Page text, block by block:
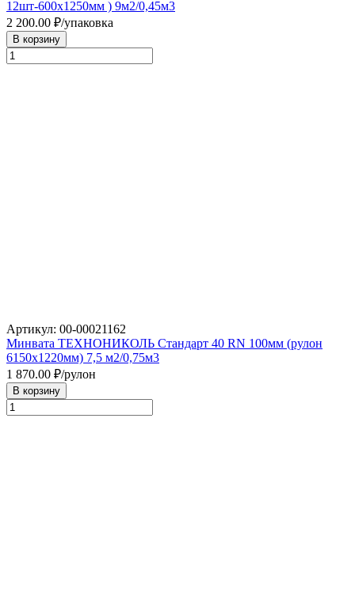
12шт-600х1250мм ) 9м2/0,45м3
2 200.00 ₽/упаковка
В корзину
Артикул: 00-00021162
Минвата ТЕХНОНИКОЛЬ Стандарт 40 RN 100мм (рулон
6150х1220мм) 7,5 м2/0,75м3
1 870.00 ₽/рулон
В корзину